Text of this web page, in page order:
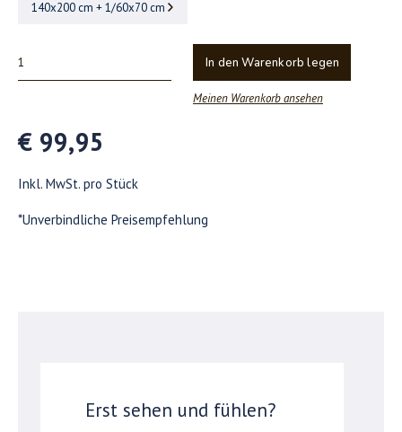
140x200 cm + 1/60x70 cm
In den Warenkorb legen
Meinen Warenkorb ansehen
€ 99,95
Inkl. MwSt. pro Stück
*Unverbindliche Preisempfehlung
Erst sehen und fühlen?